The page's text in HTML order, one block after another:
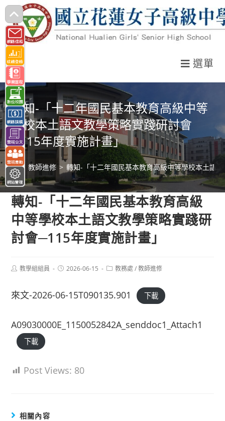
跳
轉
至
主
要
內
容
選單
轉知-「十二年國民基本教育高級中等
學校本土語文教學策略實踐研討會
─115年度實施計畫」
> 教師進修 > 轉知-「十二年國民基本教育高級中等學校本土語
轉知-「十二年國民基本教育高級
中等學校本土語文教學策略實踐研
討會─115年度實施計畫」
Post教學組組員
Post2026-06-15
Post教務處 / 教師進修
來文-2026-06-15T090135.901 下載
A09030000E_1150052842A_senddoc1_Attach1
下載
Post Views: 80
相關內容